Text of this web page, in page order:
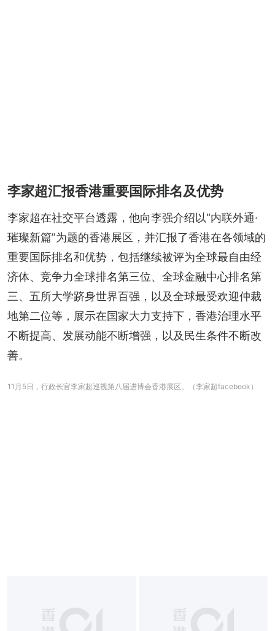
李家超汇报香港重要国际排名及优势
李家超在社交平台透露，他向李强介绍以“内联外通·
璀璨新篇”为题的香港展区，并汇报了香港在各领域的
重要国际排名和优势，包括继续被评为全球最自由经
济体、竞争力全球排名第三位、全球金融中心排名第
三、五所大学跻身世界百强，以及全球最受欢迎仲裁
地第二位等，展示在国家大力支持下，香港治理水平
不断提高、发展动能不断增强，以及民生条件不断改
善。
11月5日，行政长官李家超巡视第八届进博会香港展区。（李家超facebook）